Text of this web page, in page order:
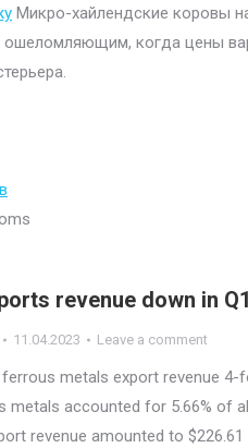
Микро-хайлендские коровы
когда цены
revenue down in
11.04.2023 Leave a comment
metals export revenue 4-
accounted for 5.66% of
revenue amounted to $226.61